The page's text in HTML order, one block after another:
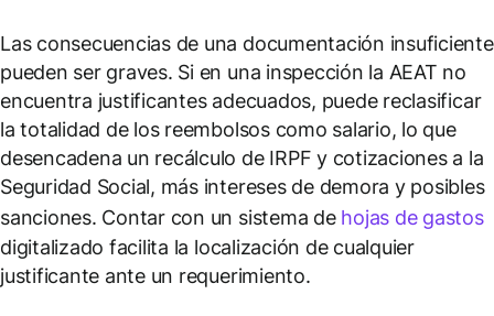
Las consecuencias de una documentación insuficiente
pueden ser graves. Si en una inspección la AEAT no
encuentra justificantes adecuados, puede reclasificar
la totalidad de los reembolsos como salario, lo que
desencadena un recálculo de IRPF y cotizaciones a la
Seguridad Social, más intereses de demora y posibles
sanciones. Contar con un sistema de hojas de gastos
digitalizado facilita la localización de cualquier
justificante ante un requerimiento.